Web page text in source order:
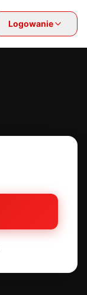
Logowanie